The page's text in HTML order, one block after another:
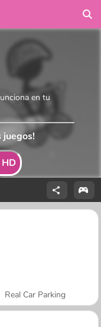
en tu
juegos!
Real Car Parking